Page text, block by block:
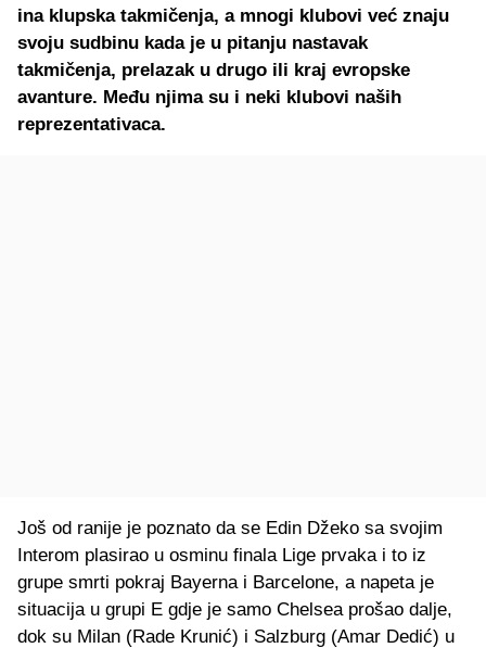
ina klupska takmičenja, a mnogi klubovi već znaju
svoju sudbinu kada je u pitanju nastavak
takmičenja, prelazak u drugo ili kraj evropske
avanture. Među njima su i neki klubovi naših
reprezentativaca.
Još od ranije je poznato da se Edin Džeko sa svojim
Interom plasirao u osminu finala Lige prvaka i to iz
grupe smrti pokraj Bayerna i Barcelone, a napeta je
situacija u grupi E gdje je samo Chelsea prošao dalje,
dok su Milan (Rade Krunić) i Salzburg (Amar Dedić) u